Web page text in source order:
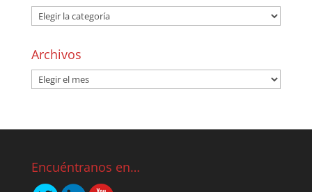
Archivos
Encuéntranos en…